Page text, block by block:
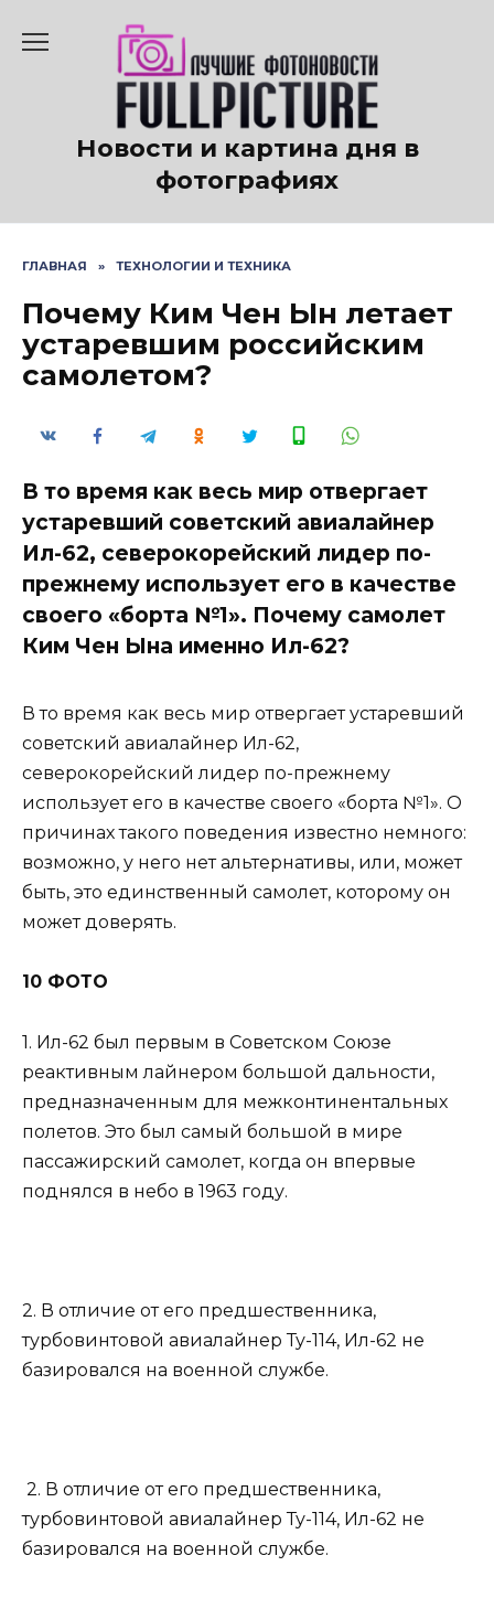
содержанию
Новости и картина дня в
фотографиях
ГЛАВНАЯ » ТЕХНОЛОГИИ И ТЕХНИКА
Почему Ким Чен Ын летает
устаревшим российским
самолетом?
В то время как весь мир отвергает
устаревший советский авиалайнер
Ил-62, северокорейский лидер по-
прежнему использует его в качестве
своего «борта №1». Почему самолет
Ким Чен Ына именно Ил-62?
В то время как весь мир отвергает устаревший
советский авиалайнер Ил-62,
северокорейский лидер по-прежнему
использует его в качестве своего «борта №1». О
причинах такого поведения известно немного:
возможно, у него нет альтернативы, или, может
быть, это единственный самолет, которому он
может доверять.
10 ФОТО
1. Ил-62 был первым в Советском Союзе
реактивным лайнером большой дальности,
предназначенным для межконтинентальных
полетов. Это был самый большой в мире
пассажирский самолет, когда он впервые
поднялся в небо в 1963 году.
2. В отличие от его предшественника,
турбовинтовой авиалайнер Ту-114, Ил-62 не
базировался на военной службе.
2. В отличие от его предшественника,
турбовинтовой авиалайнер Ту-114, Ил-62 не
базировался на военной службе.